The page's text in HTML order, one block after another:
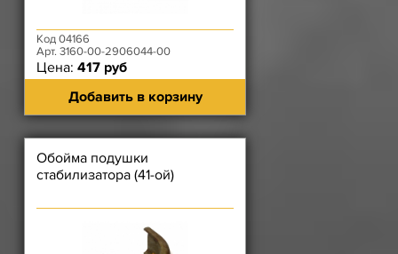
Код 04166
Арт. 3160-00-2906044-00
Цена: 417 руб
Добавить в корзину
Обойма подушки
стабилизатора (41-ой)